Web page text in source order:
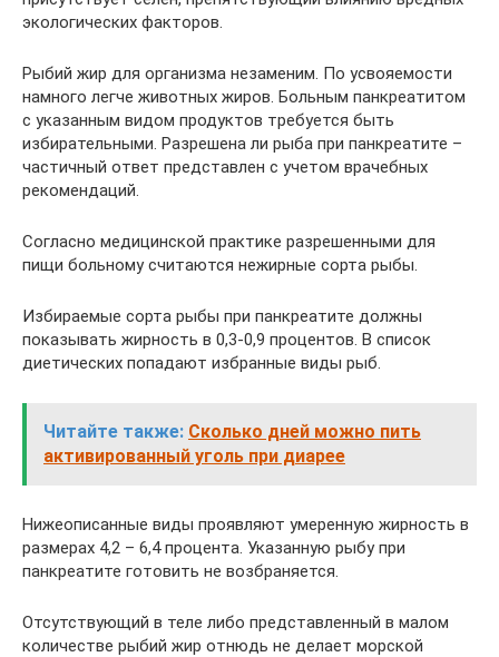
экологических факторов.
Рыбий жир для организма незаменим. По усвояемости
намного легче животных жиров. Больным панкреатитом
с указанным видом продуктов требуется быть
избирательными. Разрешена ли рыба при панкреатите –
частичный ответ представлен с учетом врачебных
рекомендаций.
Согласно медицинской практике разрешенными для
пищи больному считаются нежирные сорта рыбы.
Избираемые сорта рыбы при панкреатите должны
показывать жирность в 0,3-0,9 процентов. В список
диетических попадают избранные виды рыб.
Читайте также: Сколько дней можно пить
активированный уголь при диарее
Нижеописанные виды проявляют умеренную жирность в
размерах 4,2 – 6,4 процента. Указанную рыбу при
панкреатите готовить не возбраняется.
Отсутствующий в теле либо представленный в малом
количестве рыбий жир отнюдь не делает морской